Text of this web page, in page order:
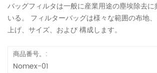
バッグフィルタは一般に産業用途の塵埃除去に
いる。 フィルターバッグは様々な範囲の布地
上げ、サイズ、および 構成します。
商品番号。:
Nomex-01